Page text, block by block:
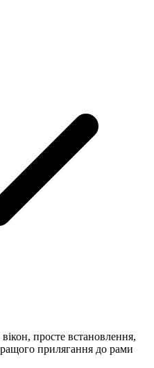
просте встановлення,
прилягання до рами